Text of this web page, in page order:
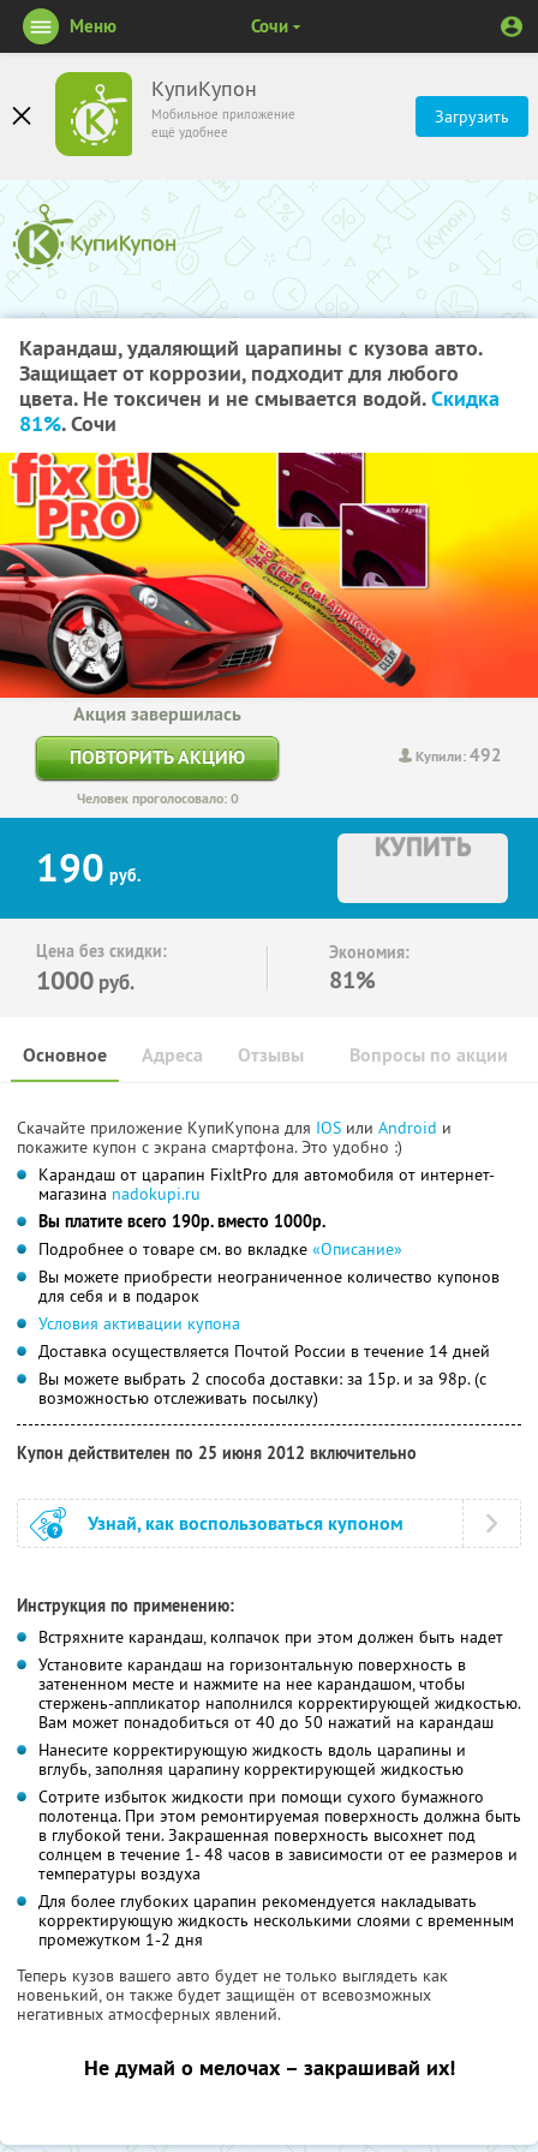
КупиКупон
Мобильное приложение
ещё удобнее
Загрузить
Меню Сочи
Карандаш, удаляющий царапины с кузова авто.
Защищает от коррозии, подходит для любого
цвета. Не токсичен и не смывается водой.Скидка
81%. Сочи
Купили:492
Акция завершилась
ПОВТОРИТЬ АКЦИЮ
Человек проголосовало: 0
190 руб.
КУПИТЬ
Цена без скидки:
1000 руб.
Экономия:
81%
Основное Отзывы Вопросы по акции
Адреса
Скачайте приложение КупиКупона для IOS или Android и
покажите купон с экрана смартфона. Это удобно :)
Карандаш от царапин FixItPro для автомобиля от интернет-
магазина nadokupi.ru
Вы платите всего 190р. вместо 1000р.
Подробнее о товаре см. во вкладке «Описание»
Вы можете приобрести неограниченное количество купонов
для себя и в подарок
Условия активации купона
Доставка осуществляется Почтой России в течение 14 дней
Вы можете выбрать 2 способа доставки: за 15р. и за 98р. (с
возможностью отслеживать посылку)
Купон действителен по 25 июня 2012 включительно
Узнай, как воспользоваться купоном
Инструкция по применению:
Встряхните карандаш, колпачок при этом должен быть надет
Установите карандаш на горизонтальную поверхность в
затененном месте и нажмите на нее карандашом, чтобы
стержень-аппликатор наполнился корректирующей жидкостью.
Вам может понадобиться от 40 до 50 нажатий на карандаш
Нанесите корректирующую жидкость вдоль царапины и
вглубь, заполняя царапину корректирующей жидкостью
Сотрите избыток жидкости при помощи сухого бумажного
полотенца. При этом ремонтируемая поверхность должна быть
в глубокой тени. Закрашенная поверхность высохнет под
солнцем в течение 1- 48 часов в зависимости от ее размеров и
температуры воздуха
Для более глубоких царапин рекомендуется накладывать
корректирующую жидкость несколькими слоями с временным
промежутком 1-2 дня
Теперь кузов вашего авто будет не только выглядеть как
новенький, он также будет защищён от всевозможных
негативных атмосферных явлений.
Не думай о мелочах – закрашивай их!